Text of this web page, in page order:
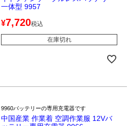
一体型 9957
¥7,720税込
在庫切れ
9960バッテリーの専用充電器です
中国産業 作業着 空調作業服 12Vバ